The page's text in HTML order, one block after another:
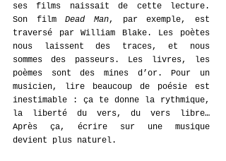
ses films naissait de cette lecture.
Son film Dead Man, par exemple, est
traversé par William Blake. Les poètes
nous laissent des traces, et nous
sommes des passeurs. Les livres, les
poèmes sont des mines d’or. Pour un
musicien, lire beaucoup de poésie est
inestimable : ça te donne la rythmique,
la liberté du vers, du vers libre…
Après ça, écrire sur une musique
devient plus naturel.